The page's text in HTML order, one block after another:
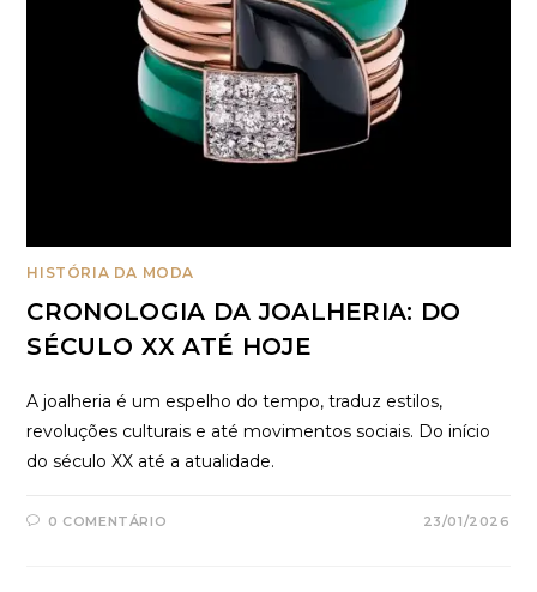
HISTÓRIA DA MODA
CRONOLOGIA DA JOALHERIA: DO
SÉCULO XX ATÉ HOJE
A joalheria é um espelho do tempo, traduz estilos,
revoluções culturais e até movimentos sociais. Do início
do século XX até a atualidade.
0 COMENTÁRIO 23/01/2026